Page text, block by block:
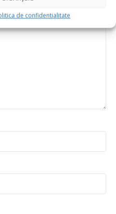
de confidentialitate